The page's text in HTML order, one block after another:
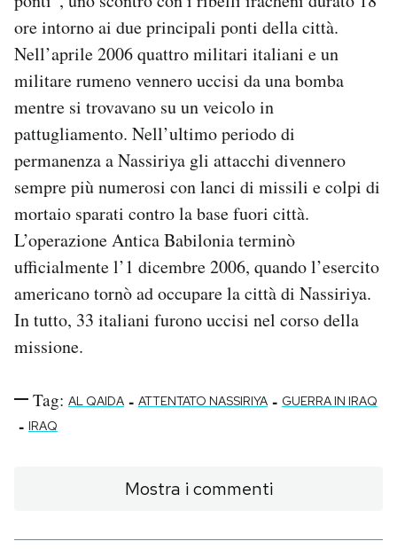
ore intorno ai due principali ponti della città.
Nell’aprile 2006 quattro militari italiani e un
militare rumeno vennero uccisi da una bomba
mentre si trovavano su un veicolo in
pattugliamento. Nell’ultimo periodo di
permanenza a Nassiriya gli attacchi divennero
sempre più numerosi con lanci di missili e colpi di
mortaio sparati contro la base fuori città.
L’operazione Antica Babilonia terminò
ufficialmente l’1 dicembre 2006, quando l’esercito
americano tornò ad occupare la città di Nassiriya.
In tutto, 33 italiani furono uccisi nel corso della
missione.
Tag: AL QAIDA - ATTENTATO NASSIRIYA - GUERRA IN IRAQ
- IRAQ
Mostra i commenti